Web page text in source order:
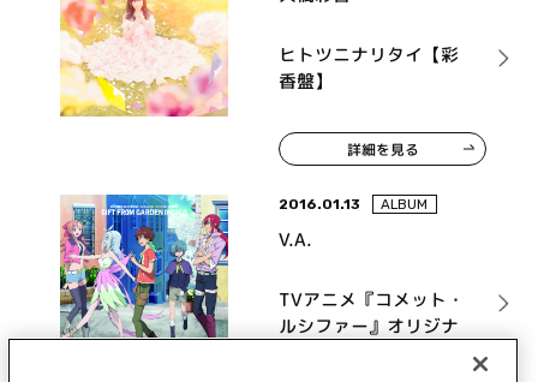
ヒトツニナリタイ【彩
香盤】
詳細を見る
2016.01.13 ALBUM
V.A.
TVアニメ『コメット・
ルシファー』オリジナ